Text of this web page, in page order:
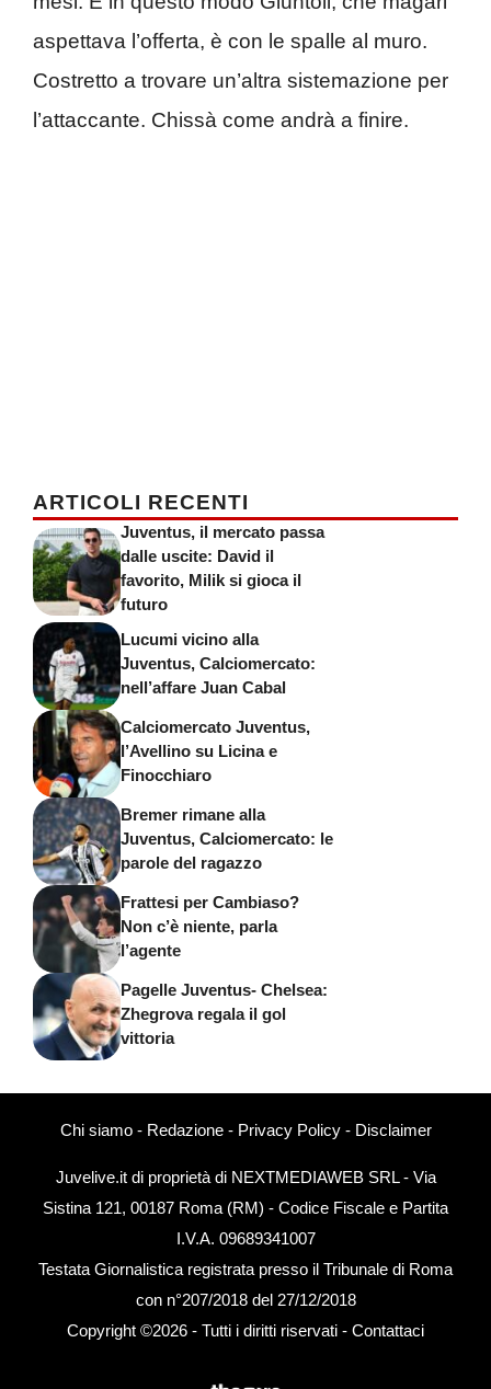
aspettava l’offerta, è con le spalle al muro.
Costretto a trovare un’altra sistemazione per
l’attaccante. Chissà come andrà a finire.
ARTICOLI RECENTI
Juventus, il mercato passa
dalle uscite: David il
favorito, Milik si gioca il
futuro
Lucumi vicino alla
Juventus, Calciomercato:
nell’affare Juan Cabal
Calciomercato Juventus,
l’Avellino su Licina e
Finocchiaro
Bremer rimane alla
Juventus, Calciomercato: le
parole del ragazzo
Frattesi per Cambiaso?
Non c’è niente, parla
l’agente
Pagelle Juventus- Chelsea:
Zhegrova regala il gol
vittoria
Chi siamo- Redazione- Privacy Policy- Disclaimer
Juvelive.it di proprietà di NEXTMEDIAWEB SRL - Via
Sistina 121, 00187 Roma (RM) - Codice Fiscale e Partita
I.V.A. 09689341007
Testata Giornalistica registrata presso il Tribunale di Roma
con n°207/2018 del 27/12/2018
Copyright ©2026 - Tutti i diritti riservati - Contattaci